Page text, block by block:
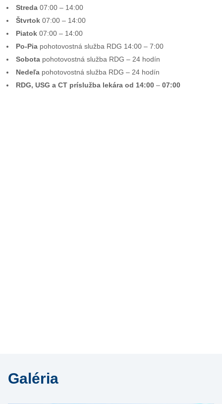
Streda 07:00 – 14:00
Štvrtok 07:00 – 14:00
Piatok 07:00 – 14:00
Po-Pia pohotovostná služba RDG 14:00 – 7:00
Sobota pohotovostná služba RDG – 24 hodín
Nedeľa pohotovostná služba RDG – 24 hodín
RDG, USG a CT príslužba lekára od 14:00 – 07:00
Galéria